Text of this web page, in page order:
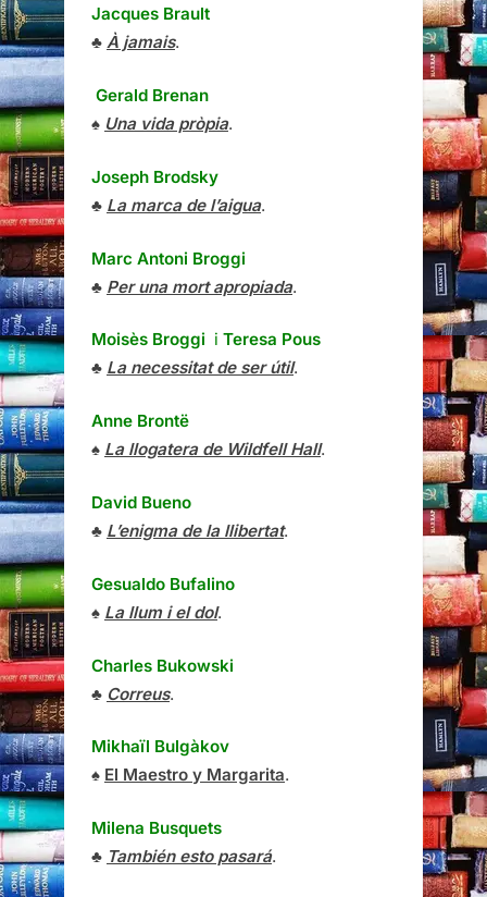
Jacques Brault
♣ À jamais.
Gerald Brenan
♠ Una vida pròpia.
Joseph Brodsky
♣ La marca de l’aigua.
Marc Antoni Broggi
♣ Per una mort apropiada.
Moisès Broggi i Teresa Pous
♣ La necessitat de ser útil.
Anne Brontë
♠ La llogatera de Wildfell Hall.
David Bueno
♣ L’enigma de la llibertat.
Gesualdo Bufalino
♠ La llum i el dol.
Charles Bukowski
♣ Correus.
Mikhaïl Bulgàkov
♠ El Maestro y Margarita.
Milena Busquets
♣ También esto pasará.